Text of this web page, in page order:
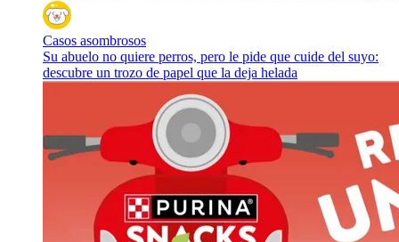
Casos asombrosos
Su abuelo no quiere perros, pero le pide que cuide del suyo:
descubre un trozo de papel que la deja helada